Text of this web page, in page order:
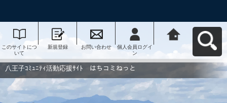
このサイトにつ
いて
新規登録 お問い合わせ
個人会員ログイ
ン
動応援ｻｲﾄ はち
コミねっとへ戻
八王子ｺﾐｭﾆﾃｨ活動応援ｻｲﾄ はちコミねっと